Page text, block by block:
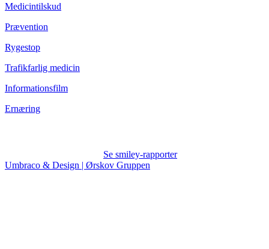
Medicintilskud
Prævention
Rygestop
Trafikfarlig medicin
Informationsfilm
Ernæring
Se smiley-rapporter
Umbraco & Design | Ørskov Gruppen